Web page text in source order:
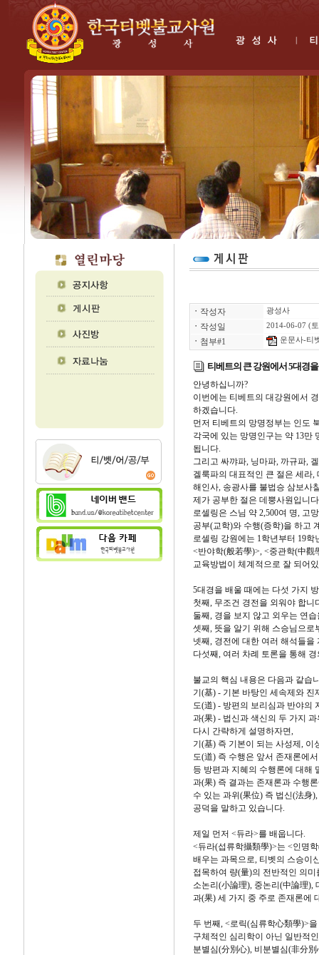
ㆍ 작성자 광성사
ㆍ 작성일 2014-06-07 (
ㆍ 첨부#1 운문사-티
티베트의 큰 강원에서 5대경
안녕하십니까?
이번에는 티베트의 대강원에서
하겠습니다.
먼저 티베트의 망명정부는 인도
각국에 있는 망명인구는 약 13만
됩니다.
그리고 싸꺄파, 닝마파, 까규파,
겔룩파의 대표적인 큰 절은 세라
해인사, 송광사를 불법승 삼보사
제가 공부한 절은 데뿡사원입니
로셀링은 스님 약 2,500여 명, 고
공부(교학)와 수행(증학)을 하고
로셀링 강원에는 1학년부터 19
<반야학(般若學)>, <중관학(中觀
교육방법이 체계적으로 잘 되어
5대경을 배울 때에는 다섯 가지
첫째, 무조건 경전을 외워야 합니
둘째, 경을 보지 않고 외우는 연
셋째, 뜻을 알기 위해 스승님으로
넷째, 경전에 대한 여러 해석들을
다섯째, 여러 차례 토론을 통해
불교의 핵심 내용은 다음과 같습
기(基) - 기본 바탕인 세속제와 진
도(道) - 방편의 보리심과 반야의
과(果) - 법신과 색신의 두 가지
다시 간략하게 설명하자면,
기(基) 즉 기본이 되는 사성제, 이
도(道) 즉 수행은 앞서 존재론에
등 방편과 지혜의 수행론에 대해
과(果) 즉 결과는 존재론과 수행
수 있는 과위(果位) 즉 법신(法身
공덕을 말하고 있습니다.
제일 먼저 <듀라>를 배웁니다.
<듀라(섭류학攝類學)>는 <인명
배우는 과목으로, 티벳의 스승이
접목하여 량(量)의 전반적인 의
소논리(小論理), 중논리(中論理),
과(果) 세 가지 중 주로 존재론에
두 번째, <로릭(심류학心類學)>
구체적인 심리학이 아닌 일반적
분별심(分別心), 비분별심(非分